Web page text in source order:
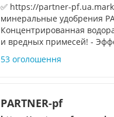
✅ https://partner-
минеральные удобрения
Концентрированная
и вредных примесей! -
53 оголошення
PARTNER-pf